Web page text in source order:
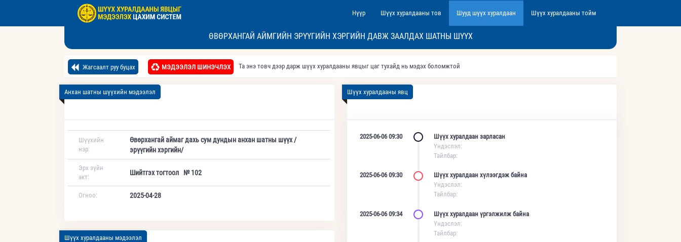
Нүүр Шүүх хуралдааны тов Шууд шүүх хуралдаан Шүүх хуралдааны тойм
ӨВӨРХАНГАЙ АЙМГИЙН ЭРҮҮГИЙН ХЭРГИЙН ДАВЖ ЗААЛДАХ ШАТНЫ ШҮҮХ
Жагсаалт руу буцах МЭДЭЭЛЭЛ ШИНЭЧЛЭХ Та энэ товч дээр дарж шүүх хуралдааны явцыг цаг тухайд нь мэдэх боломжтой
Анхан шатны шүүхийн мэдээлэл
Шүүхийн
нэр:
Өвөрхангай аймаг дахь сум дундын анхан шатны шүүх /
эрүүгийн хэргийн/
Эрх зүйн
акт:
Шийтгэх тогтоол № 102
Огноо: 2025-04-28
Шүүх хуралдааны мэдээлэл
Шүүх хуралдааны явц
2025-06-06 09:30
Шүүх хуралдаан зарласан
Үндэслэл:
Тайлбар:
2025-06-06 09:30
Шүүх хуралдаан хүлээгдэж байна
Үндэслэл:
Тайлбар:
2025-06-06 09:34
Шүүх хуралдаан үргэлжилж байна
Үндэслэл:
Тайлбар: